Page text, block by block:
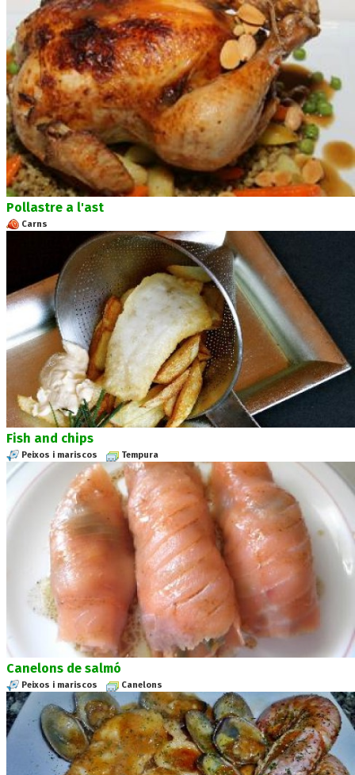
Pollastre a l'ast
Carns
Fish and chips
Peixos i mariscos Tempura
Canelons de salmó
Peixos i mariscos Canelons